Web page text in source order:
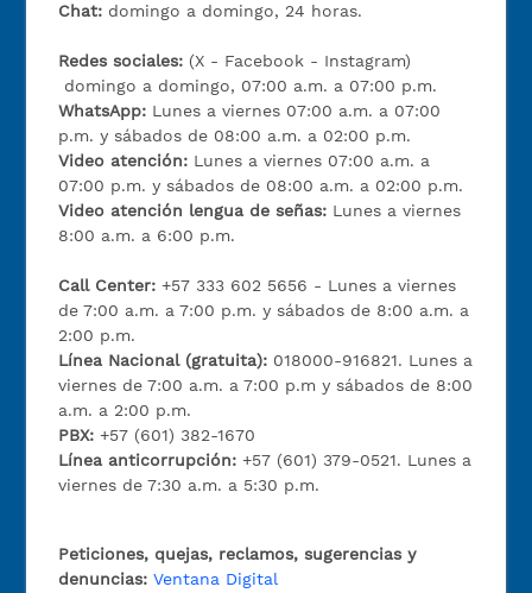
Chat: domingo a domingo, 24 horas.
Redes sociales: (X - Facebook - Instagram)
domingo a domingo, 07:00 a.m. a 07:00 p.m.
WhatsApp: Lunes a viernes 07:00 a.m. a 07:00
p.m. y sábados de 08:00 a.m. a 02:00 p.m.
Video atención: Lunes a viernes 07:00 a.m. a
07:00 p.m. y sábados de 08:00 a.m. a 02:00 p.m.
Video atención lengua de señas: Lunes a viernes
8:00 a.m. a 6:00 p.m.
Call Center:+57 333 602 5656 - Lunes a viernes
de 7:00 a.m. a 7:00 p.m. y sábados de 8:00 a.m. a
2:00 p.m.
Línea Nacional (gratuita): 018000-916821. Lunes a
viernes de 7:00 a.m. a 7:00 p.m y sábados de 8:00
a.m. a 2:00 p.m.
PBX:+57 (601) 382-1670
Línea anticorrupción:+57 (601) 379-0521. Lunes a
viernes de 7:30 a.m. a 5:30 p.m.
Peticiones, quejas, reclamos, sugerencias y
denuncias: Ventana Digital